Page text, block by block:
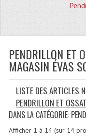
Le
PENDRILLON ET
MAGASIN ÉVAS
LISTE DES ARTICLES
PENDRILLON ET
DANS LA CATÉGORIE:
Afficher 1 à 14(sur 14